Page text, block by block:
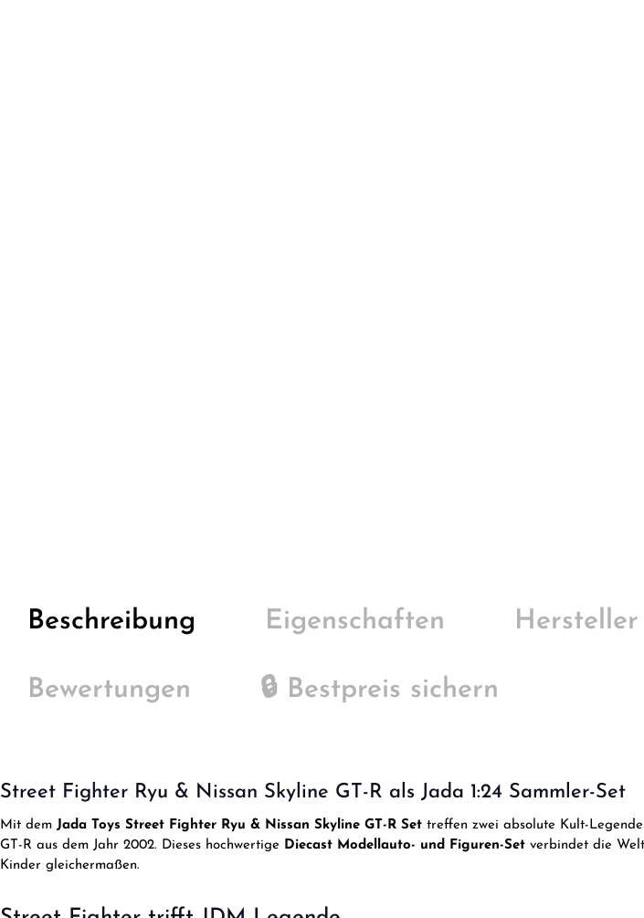
Beschreibung Eigenschaften Hersteller
Bewertungen 🔒 Bestpreis sichern
Street Fighter Ryu & Nissan Skyline GT-R als Jada 1:24 Sammler-Set
Mit dem Jada Toys Street Fighter Ryu & Nissan Skyline GT-R Set treffen zwei absolute Kult-
GT-R aus dem Jahr 2002. Dieses hochwertige Diecast Modellauto- und Figuren-Set verbindet die
Kinder gleichermaßen.